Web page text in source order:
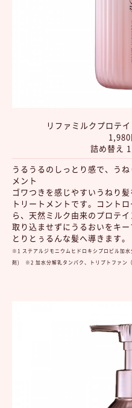
リファミルクプロテ
詰め替え
うるうるのしっとり感で、う
メント
ゴワつきを感じやすいうねり
トリートメントです。コント
ら、天然ミルク由来のプロテイ
取り込ませずにうるおいをキ
とりとぅるんな髪へ導きます。
※1 ステアルジモニウムヒドロキシプロピル加
剤) ※2 加水分解乳タンパク、トリプトファン（